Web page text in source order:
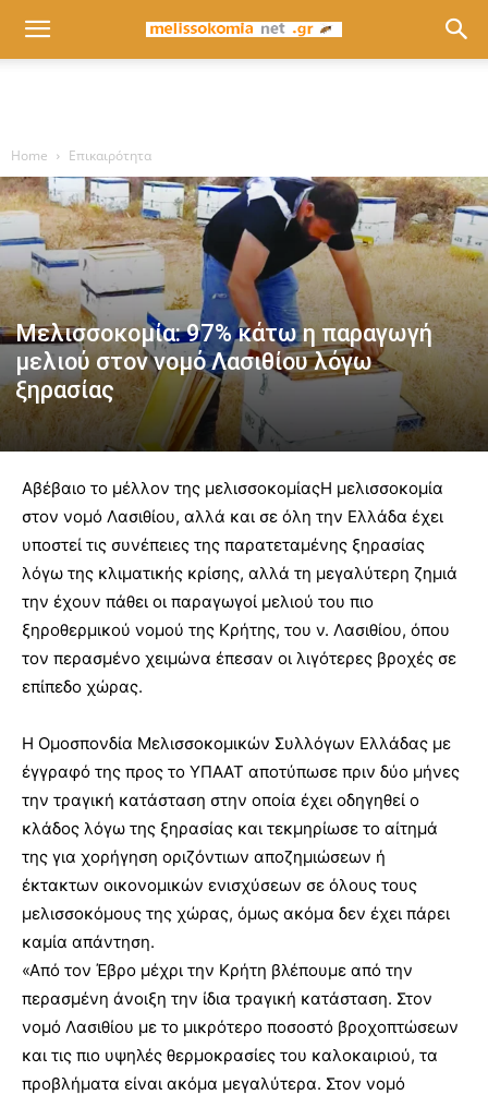
Home Επικαιρότητα
Μελισσοκομία: 97% κάτω η παραγωγή
μελιού στον νομό Λασιθίου λόγω
ξηρασίας
Αβέβαιο το μέλλον της μελισσοκομίαςΗ μελισσοκομία
στον νομό Λασιθίου, αλλά και σε όλη την Ελλάδα έχει
υποστεί τις συνέπειες της παρατεταμένης ξηρασίας
λόγω της κλιματικής κρίσης, αλλά τη μεγαλύτερη ζημιά
την έχουν πάθει οι παραγωγοί μελιού του πιο
ξηροθερμικού νομού της Κρήτης, του ν. Λασιθίου, όπου
τον περασμένο χειμώνα έπεσαν οι λιγότερες βροχές σε
επίπεδο χώρας.
Η Ομοσπονδία Μελισσοκομικών Συλλόγων Ελλάδας με
έγγραφό της προς το ΥΠΑΑΤ αποτύπωσε πριν δύο μήνες
την τραγική κατάσταση στην οποία έχει οδηγηθεί ο
κλάδος λόγω της ξηρασίας και τεκμηρίωσε το αίτημά
της για χορήγηση οριζόντιων αποζημιώσεων ή
έκτακτων οικονομικών ενισχύσεων σε όλους τους
μελισσοκόμους της χώρας, όμως ακόμα δεν έχει πάρει
καμία απάντηση.
«Από τον Έβρο μέχρι την Κρήτη βλέπουμε από την
περασμένη άνοιξη την ίδια τραγική κατάσταση. Στον
νομό Λασιθίου με το μικρότερο ποσοστό βροχοπτώσεων
και τις πιο υψηλές θερμοκρασίες του καλοκαιριού, τα
προβλήματα είναι ακόμα μεγαλύτερα. Στον νομό